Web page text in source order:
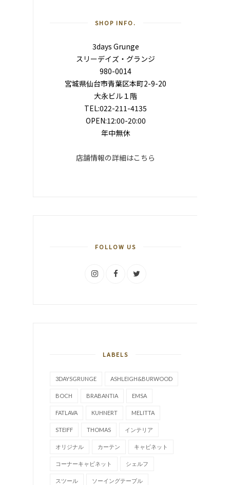
SHOP INFO.
3days Grunge
スリーデイズ・グランジ
980-0014
宮城県仙台市青葉区本町2-9-20
大永ビル１階
TEL:022-211-4135
OPEN:12:00-20:00
年中無休
店舗情報の詳細はこちら
FOLLOW US
LABELS
3DAYSGRUNGE ASHLEIGH&BURWOOD
BOCH BRABANTIA EMSA
FATLAVA KUHNERT MELITTA
STEIFF THOMAS インテリア
オリジナル カーテン キャビネット
コーナーキャビネット シェルフ
スツール ソーイングテーブル